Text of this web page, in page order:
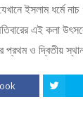
ইসলাম ধর্মে
এই কলা
প্রথম ও দ্বিতীয়